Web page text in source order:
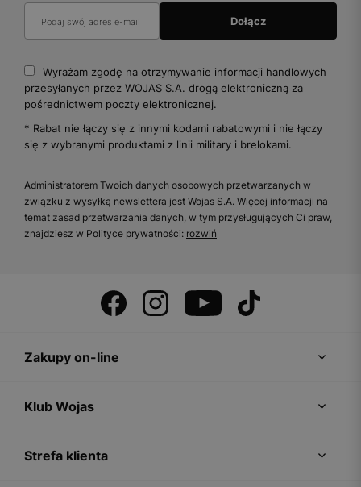
Wyrażam zgodę na otrzymywanie informacji handlowych
przesyłanych przez WOJAS S.A. drogą elektroniczną za
pośrednictwem poczty elektronicznej.
* Rabat nie łączy się z innymi kodami rabatowymi i nie łączy
się z wybranymi produktami z linii military i brelokami.
Administratorem Twoich danych osobowych przetwarzanych w
związku z wysyłką newslettera jest Wojas S.A. Więcej informacji na
temat zasad przetwarzania danych, w tym przysługujących Ci praw,
znajdziesz w Polityce prywatności: rozwiń
Zakupy on-line
Klub Wojas
Strefa klienta